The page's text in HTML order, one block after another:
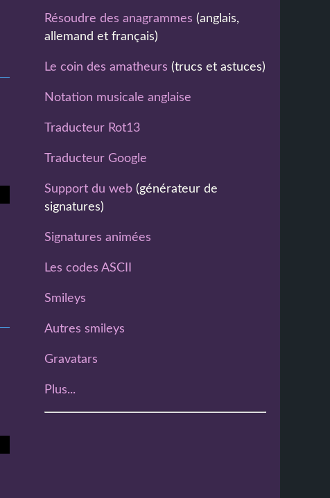
Résoudre des anagrammes (anglais,
allemand et français)
Le coin des amatheurs (trucs et astuces)
Notation musicale anglaise
Traducteur Rot13
Traducteur Google
Support du web (générateur de
signatures)
Signatures animées
Les codes ASCII
Smileys
Autres smileys
Gravatars
Plus...